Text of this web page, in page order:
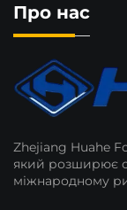
Про нас
Zhejiang Huahe
який розширює
міжнародному